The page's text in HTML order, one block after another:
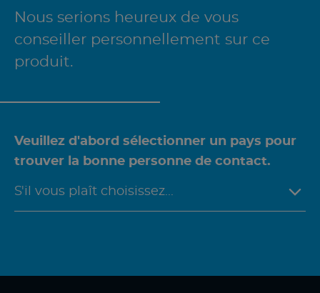
Nous serions heureux de vous
conseiller personnellement sur ce
produit.
Veuillez d'abord sélectionner un pays pour
trouver la bonne personne de contact.